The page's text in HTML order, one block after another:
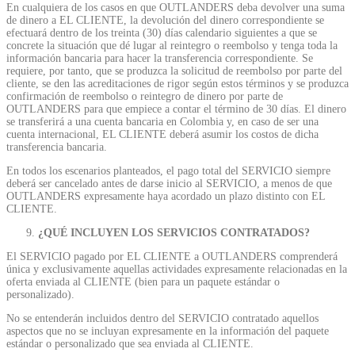
En cualquiera de los casos en que OUTLANDERS deba devolver una suma
de dinero a EL CLIENTE, la devolución del dinero correspondiente se
efectuará dentro de los treinta (30) días calendario siguientes a que se
concrete la situación que dé lugar al reintegro o reembolso y tenga toda la
información bancaria para hacer la transferencia correspondiente. Se
requiere, por tanto, que se produzca la solicitud de reembolso por parte del
cliente, se den las acreditaciones de rigor según estos términos y se produzca
confirmación de reembolso o reintegro de dinero por parte de
OUTLANDERS para que empiece a contar el término de 30 días. El dinero
se transferirá a una cuenta bancaria en Colombia y, en caso de ser una
cuenta internacional, EL CLIENTE deberá asumir los costos de dicha
transferencia bancaria.
En todos los escenarios planteados, el pago total del SERVICIO siempre
deberá ser cancelado antes de darse inicio al SERVICIO, a menos de que
OUTLANDERS expresamente haya acordado un plazo distinto con EL
CLIENTE.
¿QUÉ INCLUYEN LOS SERVICIOS CONTRATADOS?
El SERVICIO pagado por EL CLIENTE a OUTLANDERS comprenderá
única y exclusivamente aquellas actividades expresamente relacionadas en la
oferta enviada al CLIENTE (bien para un paquete estándar o
personalizado).
No se entenderán incluidos dentro del SERVICIO contratado aquellos
aspectos que no se incluyan expresamente en la información del paquete
estándar o personalizado que sea enviada al CLIENTE.